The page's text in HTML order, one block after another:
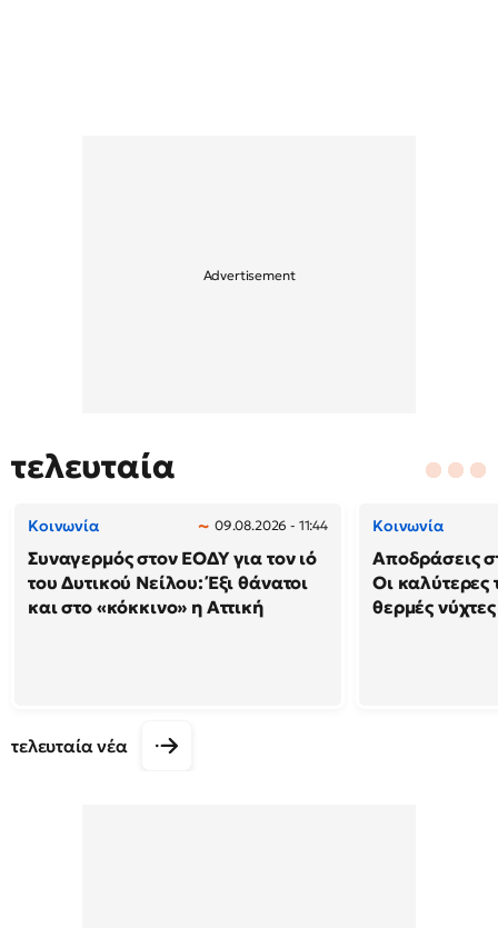
τελευταία
Κοινωνία 09.08.2026 - 11:44
Συναγερμός στον ΕΟΔΥ για τον ιό
του Δυτικού Νείλου: Έξι θάνατοι
και στο «κόκκινο» η Αττική
Κοινωνία
Αποδράσεις
Οι καλύτερες
θερμές
τελευταία νέα